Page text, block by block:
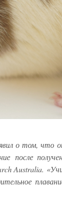
о том, что
после
Australia.